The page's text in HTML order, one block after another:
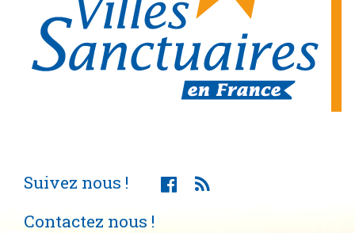
Suivez nous !
Contactez nous !